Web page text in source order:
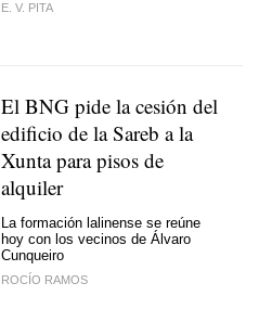
E. V. PITA
El BNG pide la cesión del
edificio de la Sareb a la
Xunta para pisos de
alquiler
La formación lalinense se reúne
hoy con los vecinos de Álvaro
Cunqueiro
ROCÍO RAMOS